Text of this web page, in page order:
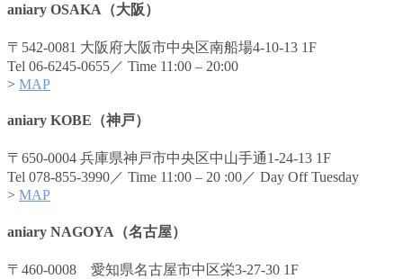
aniary OSAKA（大阪）
〒542-0081 大阪府大阪市中央区南船場4-10-13 1F
Tel 06-6245-0655／ Time 11:00 – 20:00
> MAP
aniary KOBE（神戸）
〒650-0004 兵庫県神戸市中央区中山手通1-24-13 1F
Tel 078-855-3990／ Time 11:00 – 20 :00／ Day Off Tuesday
> MAP
aniary NAGOYA（名古屋）
〒460-0008 愛知県名古屋市中区栄3-27-30 1F